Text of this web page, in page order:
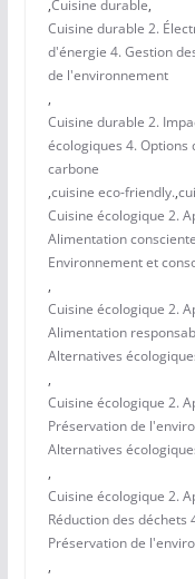
,Cuisine durable,
Cuisine durable 2.
d'énergie 4. Gestion
de l'environnement
,
Cuisine durable 2.
écologiques 4. Options
carbone
,cuisine eco-friendly.,
Cuisine écologique 2.
Alimentation
Environnement et
,
Cuisine écologique 2.
Alimentation
Alternatives
,
Cuisine écologique 2.
Préservation de
Alternatives
,
Cuisine écologique 2.
Réduction des
Préservation de
,